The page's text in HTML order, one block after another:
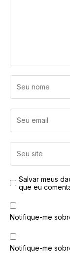
Salvar meus
que eu
Notifique-me
Notifique-me